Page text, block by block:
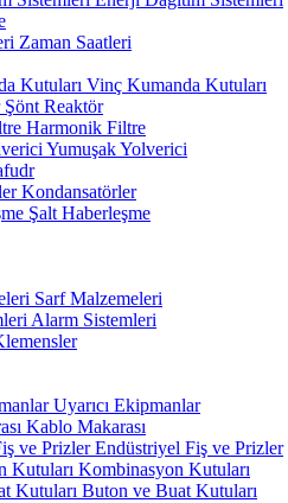
Zaman Saatleri
Vinç Kumanda Kutuları
Şönt Reaktör
Harmonik Filtre
Yumuşak Yolverici
Kondansatörler
Şalt Haberleşme
Sarf Malzemeleri
Alarm Sistemleri
Uyarıcı Ekipmanlar
Kablo Makarası
Endüstriyel Fiş ve Prizler
Kombinasyon Kutuları
Buton ve Buat Kutuları